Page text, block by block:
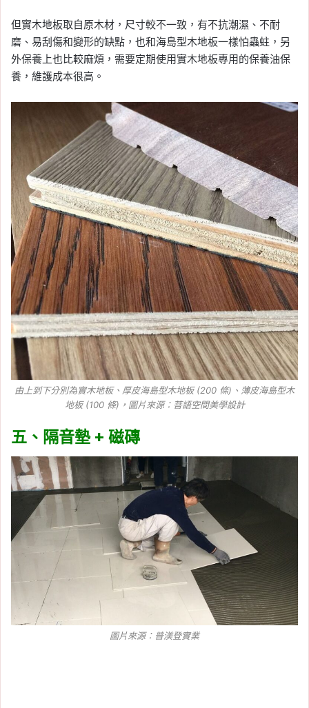
但實木地板取自原木材，尺寸較不一致，有不抗潮濕、不耐
磨、易刮傷和變形的缺點，也和海島型木地板一樣怕蟲蛀，另
外保養上也比較麻煩，需要定期使用實木地板專用的保養油保
養，維護成本很高。
由上到下分別為實木地板、厚皮海島型木地板 (200 條)、薄皮海島型木
地板 (100 條)，圖片來源： 菩語空間美學設計
五、隔音墊 + 磁磚
圖片來源： 普渼登實業